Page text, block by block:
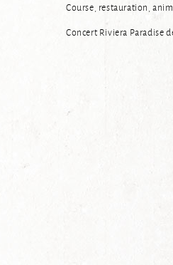
Course, restauration,
Concert Riviera Paradise